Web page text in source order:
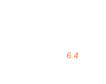
6.4